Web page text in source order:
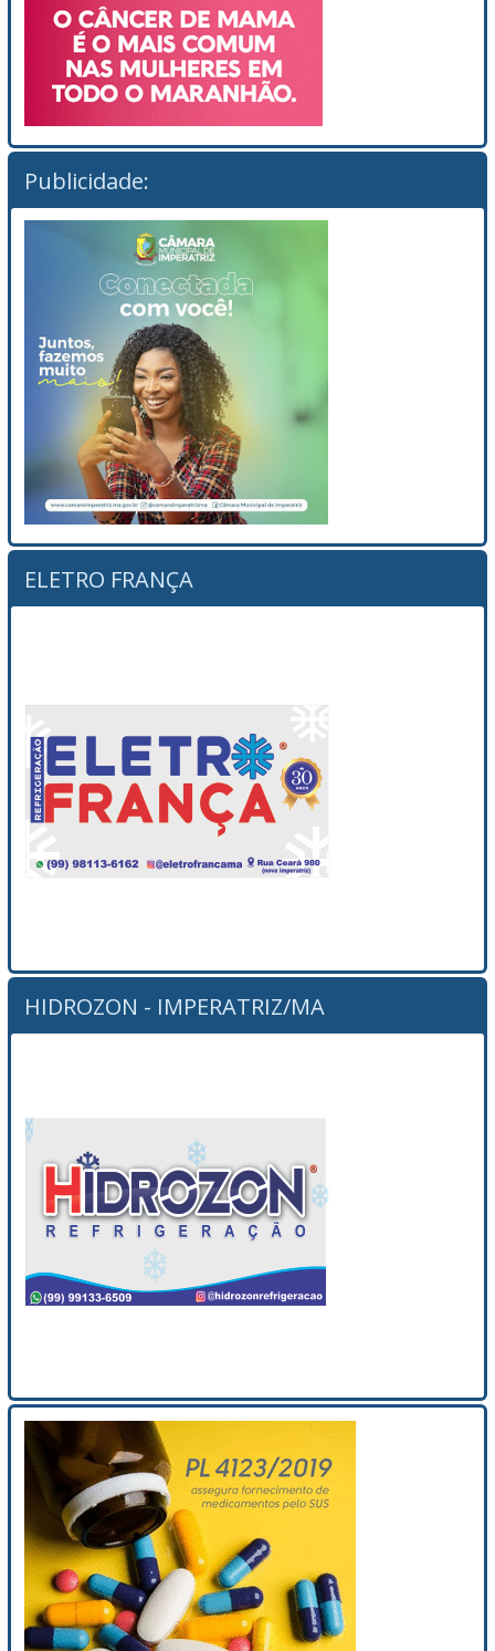
Publicidade:
ELETRO FRANÇA
HIDROZON - IMPERATRIZ/MA